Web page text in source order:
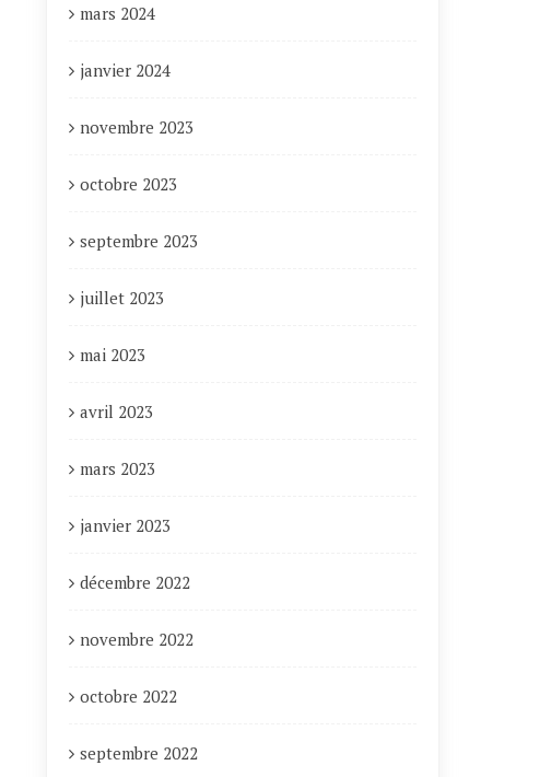
mars 2024
janvier 2024
novembre 2023
octobre 2023
septembre 2023
juillet 2023
mai 2023
avril 2023
mars 2023
janvier 2023
décembre 2022
novembre 2022
octobre 2022
septembre 2022